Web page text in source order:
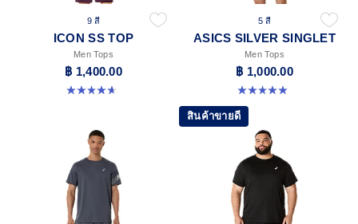
9 สี
ICON SS TOP
Men Tops
฿ 1,400.00
4.7 จาก 5 ดาว 33 รีวิว
5 สี
ASICS SILVER SINGLET
Men Tops
฿ 1,000.00
5.0 จาก 5 ดาว 1 รีวิว
สินค้าขายดี